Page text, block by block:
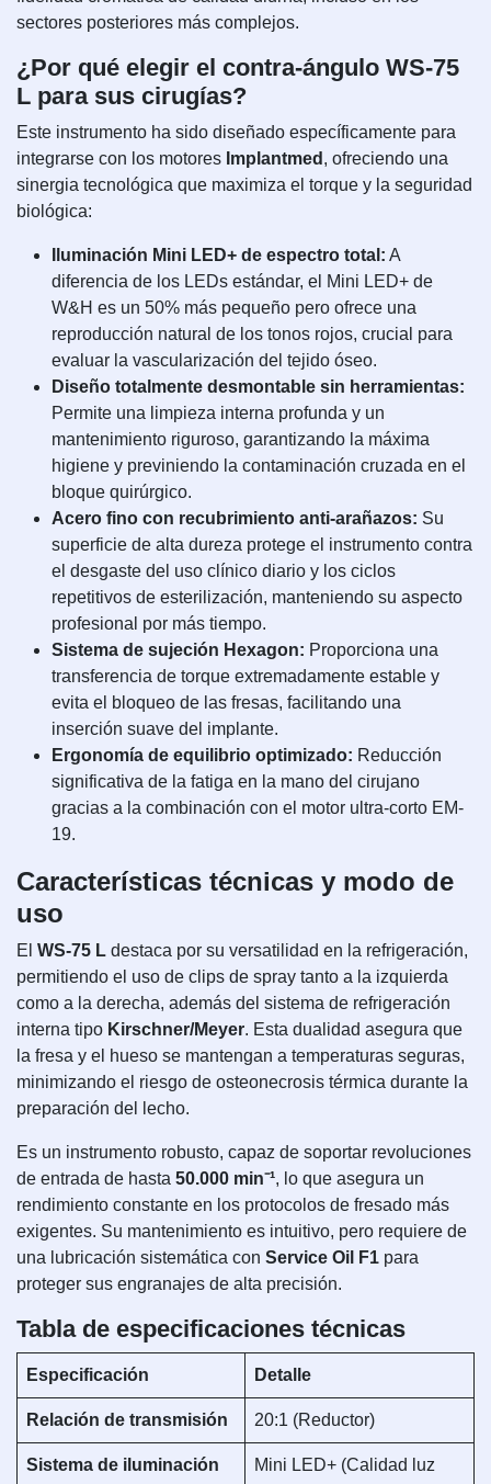
sectores posteriores más complejos.
¿Por qué elegir el contra-ángulo WS-75
L para sus cirugías?
Este instrumento ha sido diseñado específicamente para
integrarse con los motores Implantmed , ofreciendo una
sinergia tecnológica que maximiza el torque y la seguridad
biológica:
Iluminación Mini LED+ de espectro total: A
diferencia de los LEDs estándar, el Mini LED+ de
W&H es un 50% más pequeño pero ofrece una
reproducción natural de los tonos rojos, crucial para
evaluar la vascularización del tejido óseo.
Diseño totalmente desmontable sin herramientas:
Permite una limpieza interna profunda y un
mantenimiento riguroso, garantizando la máxima
higiene y previniendo la contaminación cruzada en el
bloque quirúrgico.
Acero fino con recubrimiento anti-arañazos: Su
superficie de alta dureza protege el instrumento contra
el desgaste del uso clínico diario y los ciclos
repetitivos de esterilización, manteniendo su aspecto
profesional por más tiempo.
Sistema de sujeción Hexagon: Proporciona una
transferencia de torque extremadamente estable y
evita el bloqueo de las fresas, facilitando una
inserción suave del implante.
Ergonomía de equilibrio optimizado: Reducción
significativa de la fatiga en la mano del cirujano
gracias a la combinación con el motor ultra-corto EM-
19.
Características técnicas y modo de
uso
El WS-75 L destaca por su versatilidad en la refrigeración,
permitiendo el uso de clips de spray tanto a la izquierda
como a la derecha, además del sistema de refrigeración
interna tipo Kirschner/Meyer. Esta dualidad asegura que
la fresa y el hueso se mantengan a temperaturas seguras,
minimizando el riesgo de osteonecrosis térmica durante la
preparación del lecho.
Es un instrumento robusto, capaz de soportar revoluciones
de entrada de hasta 50.000 min⁻¹, lo que asegura un
rendimiento constante en los protocolos de fresado más
exigentes. Su mantenimiento es intuitivo, pero requiere de
una lubricación sistemática con Service Oil F1 para
proteger sus engranajes de alta precisión.
Tabla de especificaciones técnicas
Especificación Detalle
Relación de transmisión 20:1 (Reductor)
Sistema de iluminación
Mini LED+ (Calidad luz